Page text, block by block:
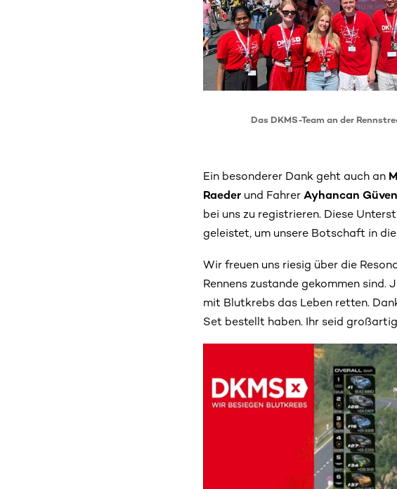
Das DKMS-Team an der
Ein besonderer Dank geht auch an
Raeder und Fahrer Ayhancan Güven
bei uns zu registrieren. Diese
geleistet, um unsere Botschaft in
Wir freuen uns riesig über die
Rennens zustande gekommen sind.
mit Blutkrebs das Leben retten.
Set bestellt haben. Ihr seid